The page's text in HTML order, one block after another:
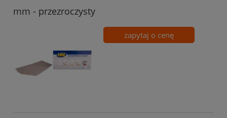
mm - przezroczysty
zapytaj o cenę